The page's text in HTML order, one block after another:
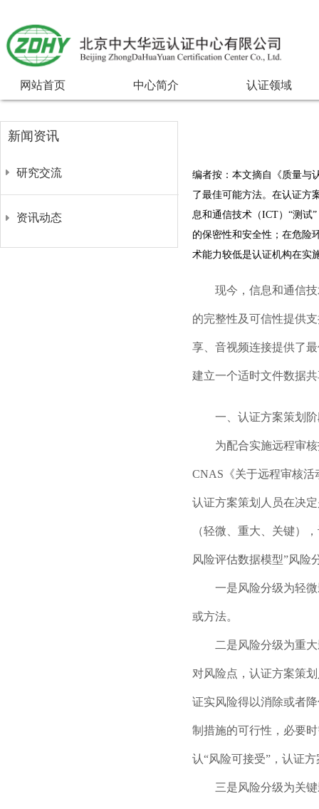
网站首页 中心简介 认证领域
编者按：本文摘自《质量与
了最佳可能方法。在认证方
息和通信技术（ICT）“测试
的保密性和安全性；在危险
术能力较低是认证机构在实
现今，信息和通信技
的完整性及可信性提供
享、音视频连接提供了
建立一个适时文件数据
一、认证方案策划阶
为配合实施远程审核
CNAS《关于远程审核活
认证方案策划人员在决
（轻微、重大、关键）
风险评估数据模型”风险
一是风险分级为轻微
或方法。
二是风险分级为重大
对风险点，认证方案策
证实风险得以消除或者
制措施的可行性，必要
认“风险可接受”，认证
三是风险分级为关键
新闻资讯
研究交流
资讯动态